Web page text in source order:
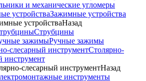
и механические угломеры
Зажимные устройства
устройстваНазад
Струбцины
Ручные зажимы
Столярно-
инструмент
слесарный инструментНазад